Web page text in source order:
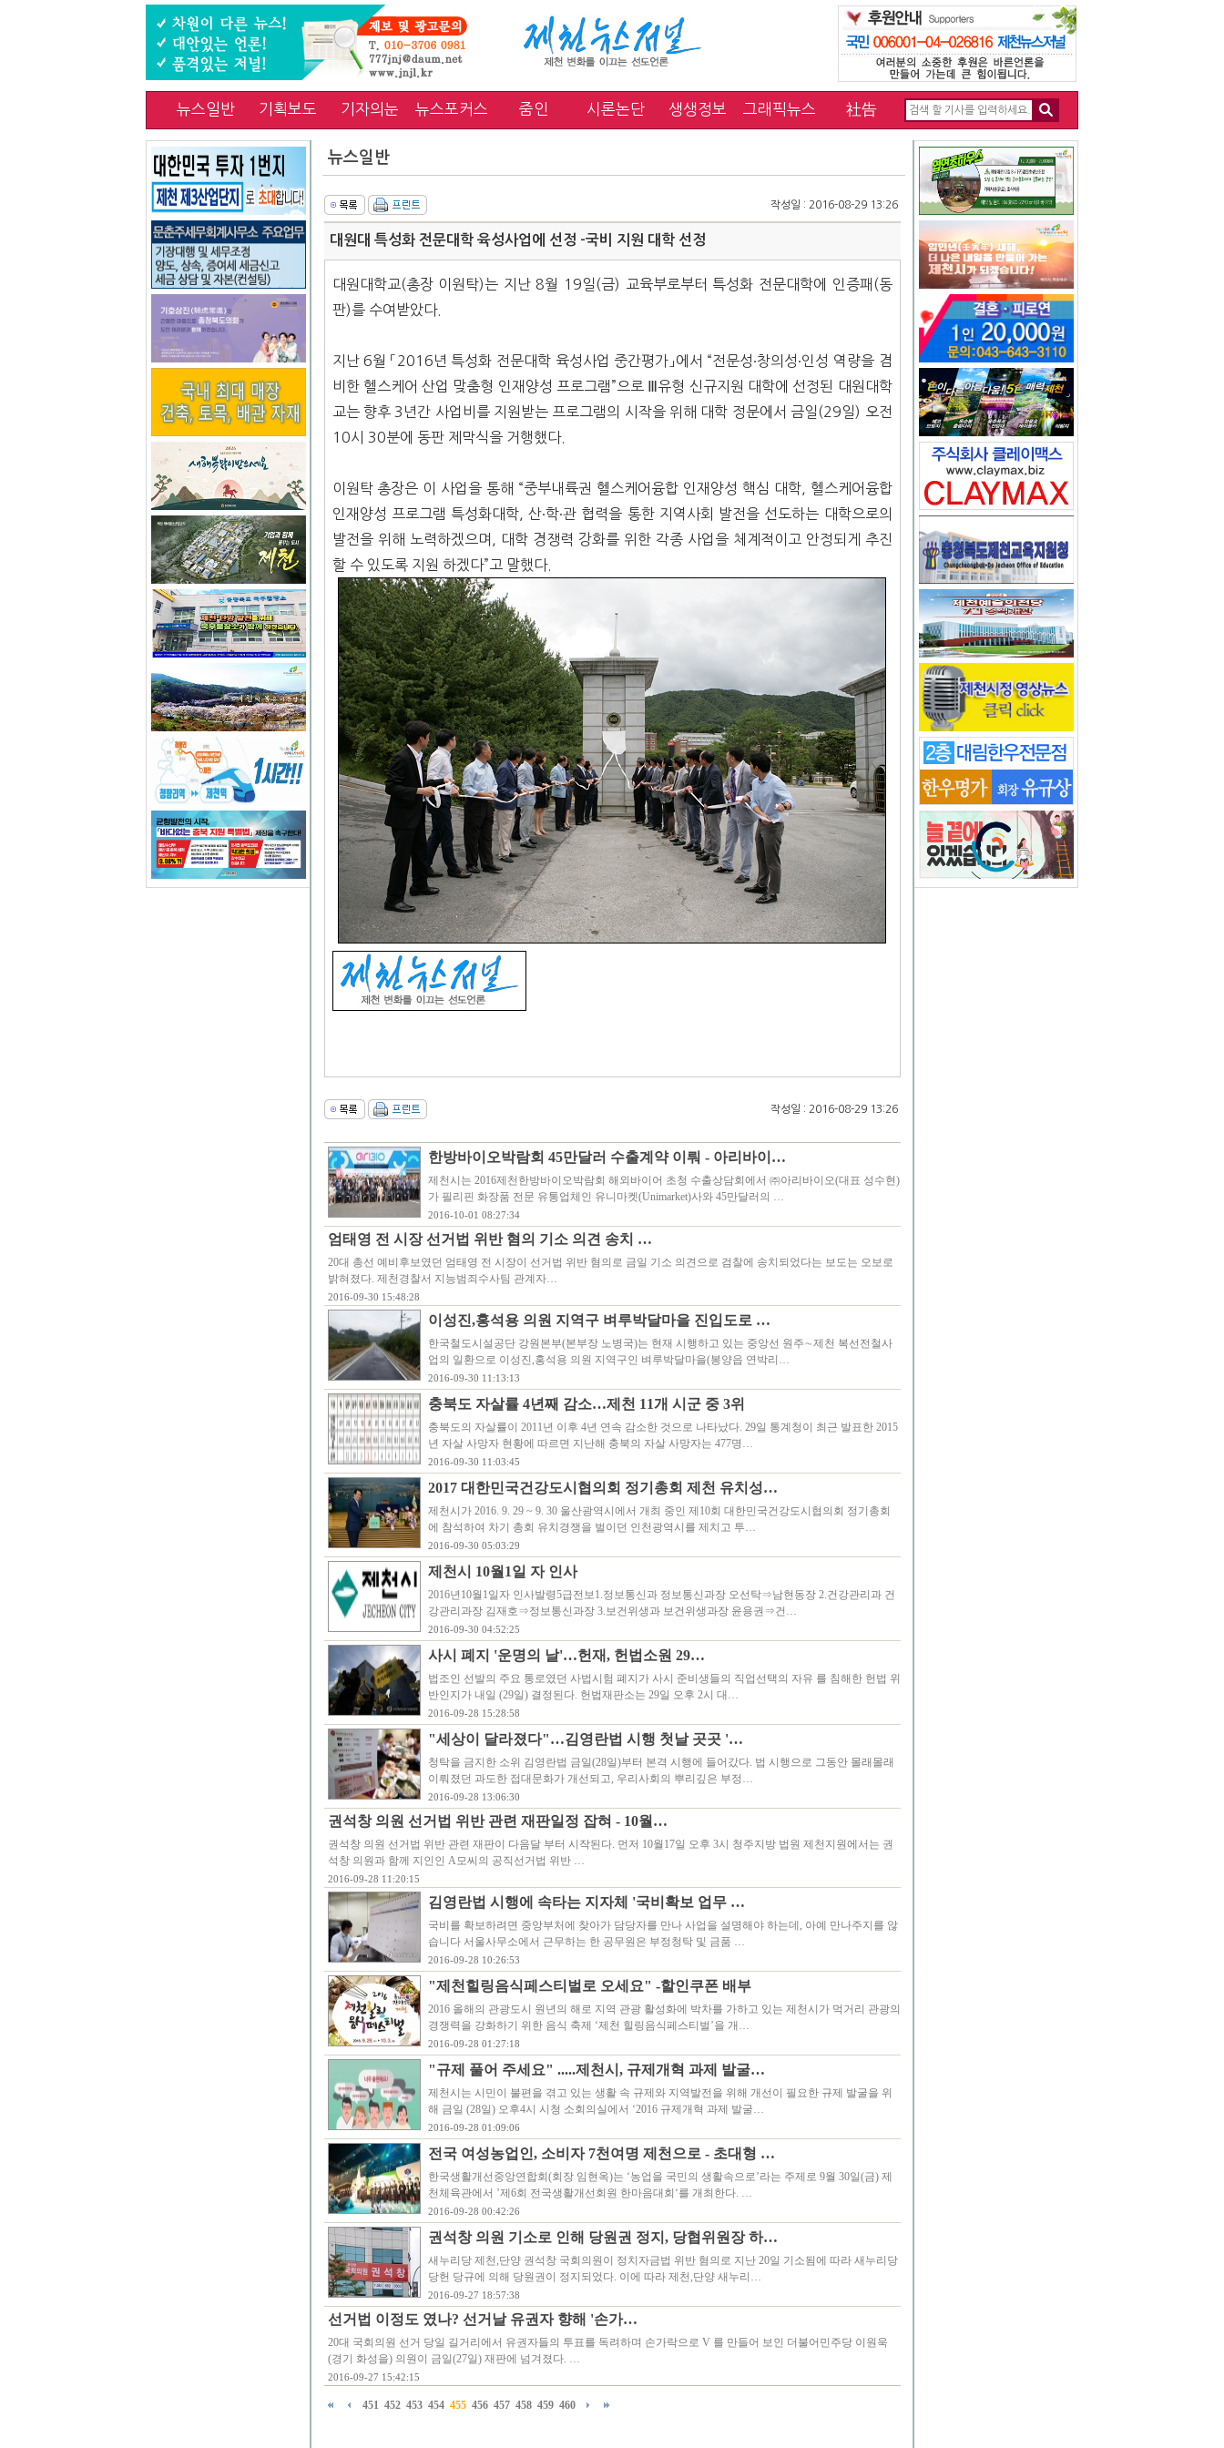
뉴스일반 기획보도 기자의눈 뉴스포커스 줌인 시론논단 생생정보 그래픽뉴스 社告
뉴스일반
작성일 : 2016-08-29 13:26
대원대 특성화 전문대학 육성사업에 선정 -국비 지원 대학 선정
대원대학교(총장 이원탁)는 지난 8월 19일(금) 교육부로부터 특성화 전문대학에 인증패(동
판)를 수여받았다.
지난 6월 「2016년 특성화 전문대학 육성사업 중간평가」에서 “전문성∙창의성∙인성 역량을 겸
비한 헬스케어 산업 맞춤형 인재양성 프로그램”으로 Ⅲ유형 신규지원 대학에 선정된 대원대학
교는 향후 3년간 사업비를 지원받는 프로그램의 시작을 위해 대학 정문에서 금일(29일) 오전
10시 30분에 동판 제막식을 거행했다.
이원탁 총장은 이 사업을 통해 “중부내륙권 헬스케어융합 인재양성 핵심 대학, 헬스케어융합
인재양성 프로그램 특성화대학, 산∙학∙관 협력을 통한 지역사회 발전을 선도하는 대학으로의
발전을 위해 노력하겠으며, 대학 경쟁력 강화를 위한 각종 사업을 체계적이고 안정되게 추진
할 수 있도록 지원 하겠다”고 말했다.
작성일 : 2016-08-29 13:26
한방바이오박람회 45만달러 수출계약 이뤄 - 아리바이…
제천시는 2016제천한방바이오박람회 해외바이어 초청 수출상담회에서 ㈜아리바이오(대표 성수현)
가 필리핀 화장품 전문 유통업체인 유니마켓(Unimarket)사와 45만달러의 …
2016-10-01 08:27:34
엄태영 전 시장 선거법 위반 혐의 기소 의견 송치 …
20대 총선 예비후보였던 엄태영 전 시장이 선거법 위반 혐의로 금일 기소 의견으로 검찰에 송치되었다는 보도는 오보로
밝혀졌다. 제천경찰서 지능범죄수사팀 관계자…
2016-09-30 15:48:28
이성진,홍석용 의원 지역구 벼루박달마을 진입도로 …
한국철도시설공단 강원본부(본부장 노병국)는 현재 시행하고 있는 중앙선 원주∼제천 복선전철사
업의 일환으로 이성진,홍석용 의원 지역구인 벼루박달마을(봉양읍 연박리…
2016-09-30 11:13:13
충북도 자살률 4년째 감소…제천 11개 시군 중 3위
충북도의 자살률이 2011년 이후 4년 연속 감소한 것으로 나타났다. 29일 통계청이 최근 발표한 2015
년 자살 사망자 현황에 따르면 지난해 충북의 자살 사망자는 477명…
2016-09-30 11:03:45
2017 대한민국건강도시협의회 정기총회 제천 유치성…
제천시가 2016. 9. 29 ~ 9. 30 울산광역시에서 개최 중인 제10회 대한민국건강도시협의회 정기총회
에 참석하여 차기 총회 유치경쟁을 벌이던 인천광역시를 제치고 투…
2016-09-30 05:03:29
제천시 10월1일 자 인사
2016년10월1일자 인사발령5급전보1.정보통신과 정보통신과장 오선탁⇒남현동장 2.건강관리과 건
강관리과장 김재호⇒정보통신과장 3.보건위생과 보건위생과장 윤용권⇒건…
2016-09-30 04:52:25
사시 폐지 '운명의 날'…헌재, 헌법소원 29…
법조인 선발의 주요 통로였던 사법시험 폐지가 사시 준비생들의 직업선택의 자유 를 침해한 헌법 위
반인지가 내일 (29일) 결정된다. 헌법재판소는 29일 오후 2시 대…
2016-09-28 15:28:58
"세상이 달라졌다"…김영란법 시행 첫날 곳곳 '…
청탁을 금지한 소위 김영란법 금일(28일)부터 본격 시행에 들어갔다. 법 시행으로 그동안 몰래몰래
이뤄졌던 과도한 접대문화가 개선되고, 우리사회의 뿌리깊은 부정…
2016-09-28 13:06:30
권석창 의원 선거법 위반 관련 재판일정 잡혀 - 10월…
권석창 의원 선거법 위반 관련 재판이 다음달 부터 시작된다. 먼저 10월17일 오후 3시 청주지방 법원 제천지원에서는 권
석창 의원과 함께 지인인 A모씨의 공직선거법 위반 …
2016-09-28 11:20:15
김영란법 시행에 속타는 지자체 '국비확보 업무 …
국비를 확보하려면 중앙부처에 찾아가 담당자를 만나 사업을 설명해야 하는데, 아예 만나주지를 않
습니다 서울사무소에서 근무하는 한 공무원은 부정청탁 및 금품 …
2016-09-28 10:26:53
"제천힐링음식페스티벌로 오세요" -할인쿠폰 배부
2016 올해의 관광도시 원년의 해로 지역 관광 활성화에 박차를 가하고 있는 제천시가 먹거리 관광의
경쟁력을 강화하기 위한 음식 축제 ‘제천 힐링음식페스티벌’을 개…
2016-09-28 01:27:18
"규제 풀어 주세요" .....제천시, 규제개혁 과제 발굴…
제천시는 시민이 불편을 겪고 있는 생활 속 규제와 지역발전을 위해 개선이 필요한 규제 발굴을 위
해 금일 (28일) 오후4시 시청 소회의실에서 ‘2016 규제개혁 과제 발굴…
2016-09-28 01:09:06
전국 여성농업인, 소비자 7천여명 제천으로 - 초대형 …
한국생활개선중앙연합회(회장 임현옥)는 ‘농업을 국민의 생활속으로’라는 주제로 9월 30일(금) 제
천체육관에서 ’제6회 전국생활개선회원 한마음대회‘를 개최한다. …
2016-09-28 00:42:26
권석창 의원 기소로 인해 당원권 정지, 당협위원장 하…
새누리당 제천,단양 권석창 국회의원이 정치자금법 위반 혐의로 지난 20일 기소됨에 따라 새누리당
당헌 당규에 의해 당원권이 정지되었다. 이에 따라 제천,단양 새누리…
2016-09-27 18:57:38
선거법 이정도 였나? 선거날 유권자 향해 '손가…
20대 국회의원 선거 당일 길거리에서 유권자들의 투표를 독려하며 손가락으로 V 를 만들어 보인 더불어민주당 이원욱
(경기 화성을) 의원이 금일(27일) 재판에 넘겨졌다. …
2016-09-27 15:42:15
451 452 453 454 455 456 457 458 459 460